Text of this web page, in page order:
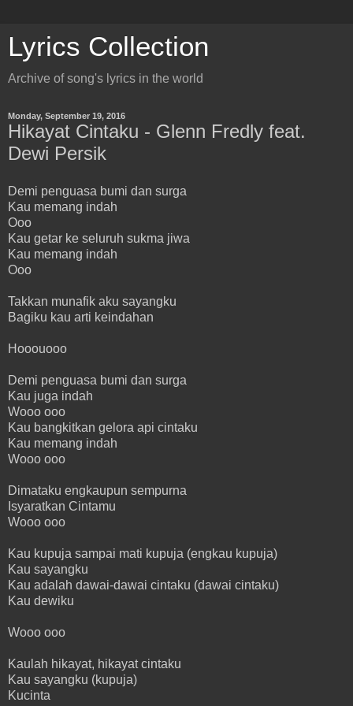
Lyrics Collection
Archive of song's lyrics in the world
Monday, September 19, 2016
Hikayat Cintaku - Glenn Fredly feat.
Dewi Persik
Demi penguasa bumi dan surga
Kau memang indah
Ooo
Kau getar ke seluruh sukma jiwa
Kau memang indah
Ooo
Takkan munafik aku sayangku
Bagiku kau arti keindahan
Hooouooo
Demi penguasa bumi dan surga
Kau juga indah
Wooo ooo
Kau bangkitkan gelora api cintaku
Kau memang indah
Wooo ooo
Dimataku engkaupun sempurna
Isyaratkan Cintamu
Wooo ooo
Kau kupuja sampai mati kupuja (engkau kupuja)
Kau sayangku
Kau adalah dawai-dawai cintaku (dawai cintaku)
Kau dewiku
Wooo ooo
Kaulah hikayat, hikayat cintaku
Kau sayangku (kupuja)
Kucinta